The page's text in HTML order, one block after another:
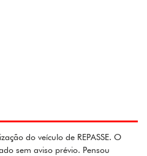
do veículo de REPASSE. O
sem aviso prévio. Pensou